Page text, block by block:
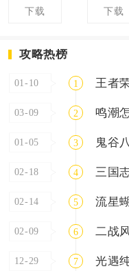
下载 下载
攻略热榜
01-10 1 王者
03-09 2 鸣潮
01-05 3 鬼谷
02-18 4 三国
02-14 5 流星
02-09 6 二战
12-29 7 光遇